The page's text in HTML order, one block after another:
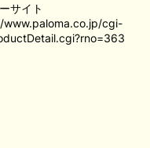
サイト
www.paloma.co.jp/cgi-